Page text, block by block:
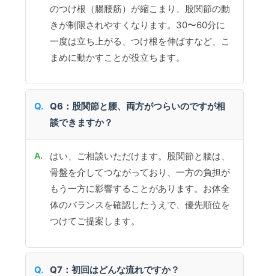
のつけ根（腸腰筋）が縮こまり、股関節の動
きが制限されやすくなります。30〜60分に
一度は立ち上がる、つけ根を伸ばすなど、こ
まめに動かすことが役立ちます。
Q6：股関節と腰、両方がつらいのですが相
談できますか？
はい、ご相談いただけます。股関節と腰は、
骨盤を介してつながっており、一方の負担が
もう一方に影響することがあります。お体全
体のバランスを確認したうえで、優先順位を
つけてご提案します。
Q7：初回はどんな流れですか？